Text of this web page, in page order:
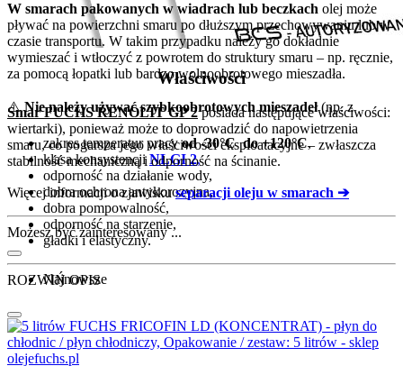
Właściwości
Smar FUCHS RENOLIT GP 2 posiada następujące właściwości:
zakres temperatur pracyod -30°C do +120°C,
klasa konsystencjiNLGI 2,
odporność na działanie wody,
dobra ochrona antykorozyjna,
dobra pompowalność,
odporność na starzenie,
gładki i elastyczny.
ROZWIŃ OPIS
W smarach pakowanych w wiadrach lub beczkach olej może
pływać na powierzchni smaru po dłuższym przechowywaniu lub w
czasie transportu. W takim przypadku należy go dokładnie
wymieszać i wtłoczyć z powrotem do struktury smaru – np. ręcznie,
za pomocą łopatki lub bardzo wolnoobrotowego mieszadła.
⚠️Nie należy używać szybkoobrotowych mieszadeł(np. z
wiertarki), ponieważ może to doprowadzić do napowietrzenia
smaru, co pogarsza jego właściwości eksploatacyjne – zwłaszcza
stabilność mechaniczną i odporność na ścinanie.
Więcej informacji o zjawiskuseparacji oleju w smarach ➔
Możesz być zainteresowany ...
Najnowsze